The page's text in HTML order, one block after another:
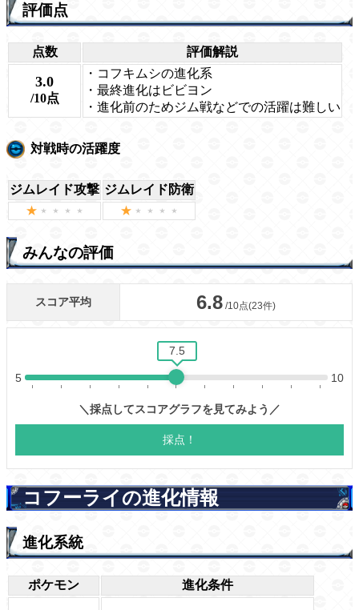
評価点
点数 評価解説
3.0
/10点
・コフキムシの進化系
・最終進化はビビヨン
・進化前のためジム戦などでの活躍は難しい
対戦時の活躍度
ジムレイド攻撃 ジムレイド防衛
みんなの評価
コフーライの進化情報
進化系統
ポケモン 進化条件